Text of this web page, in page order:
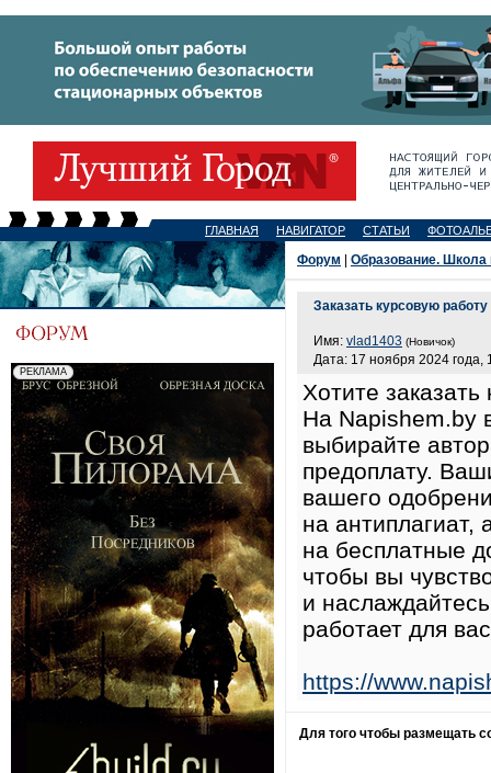
ГЛАВНАЯ НАВИГАТОР СТАТЬИ
Форум Образование. Школа
Заказать курсовую
Имя: vlad1403 (Новичок)
Дата: 17 ноября 2024 года,
Хотите
На Napishem.by
выбирайте
предоплату.
вашего
на антиплагиат,
на бесплатные
чтобы вы
и
работает для
https://
Для того чтобы размещать